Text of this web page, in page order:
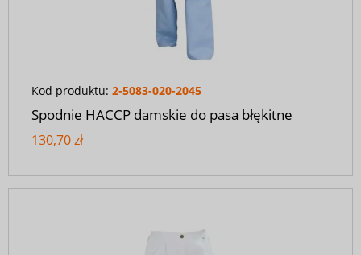
Kod produktu: 2-5083-020-2045
Spodnie HACCP damskie do pasa błękitne
130,70 zł